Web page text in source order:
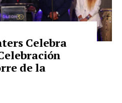
Celebra
de la